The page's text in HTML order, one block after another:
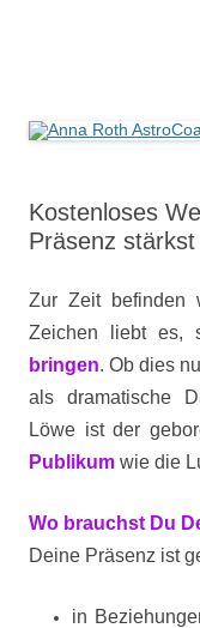
Kostenloses
Präsenz stärkst
Zur Zeit befinden
Zeichen liebt es,
bringen. Ob dies
als dramatische
Löwe ist der
Publikum wie die
Wo brauchst Du
Deine Präsenz ist
in